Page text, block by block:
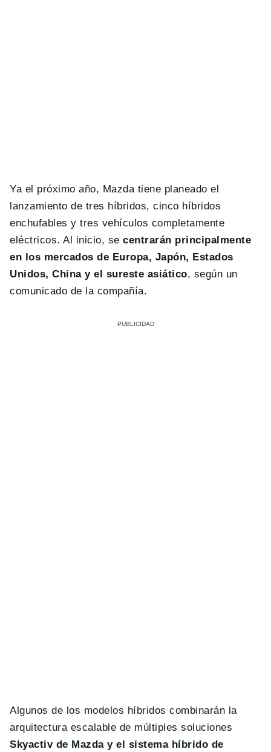
Ya el próximo año, Mazda tiene planeado el
lanzamiento de tres híbridos, cinco híbridos
enchufables y tres vehículos completamente
eléctricos. Al inicio, secentrarán principalmente
en los mercados de Europa, Japón, Estados
Unidos, China y el sureste asiático, según un
comunicado de la compañía.
Algunos de los modelos híbridos combinarán la
arquitectura escalable de múltiples soluciones
Skyactiv de Mazda y el sistema híbrido de